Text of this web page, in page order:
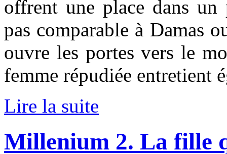
offrent une place dans un
pas comparable à Damas
ouvre les portes vers le
femme répudiée entretient
Lire la suite
Millenium 2. La fille